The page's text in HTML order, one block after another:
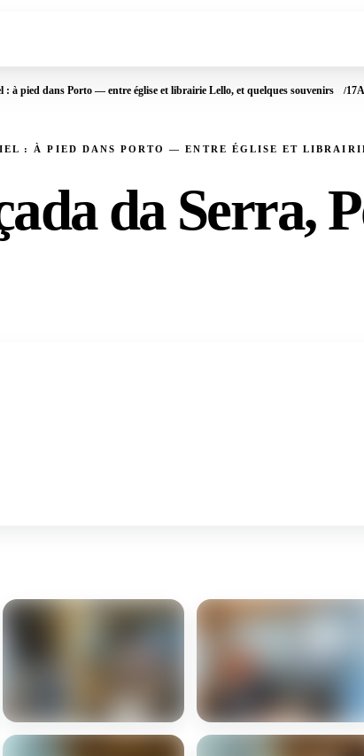
: à pied dans Porto — entre église et librairie Lello, et quelques souvenirs
: À PIED DANS PORTO — ENTRE ÉGLISE ET
da Serra,